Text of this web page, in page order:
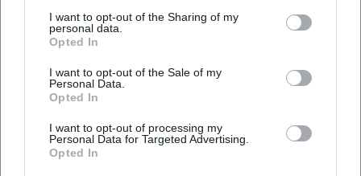
I want to opt-out of the Sharing of my
personal data.
Opted In
I want to opt-out of the Sale of my
Personal Data.
Opted In
I want to opt-out of processing my
Personal Data for Targeted Advertising.
Opted In
Kultureller Einfluss: Leseförderung, Familienritual und
Performanz
Im Feld der Leseförderung gehören Seltmanns Bücher zu
jenen Titeln, die Kinder früh an eigenständige Lektüre
heranführen: klar strukturierte Kapitel, hohe
Identifikationsangebote und ein gesunder Humor, der nie
von oben herab wirkt. Durch die Lesbarkeit seiner Texte
werden Bücher zum Familienritual: vorlesen, mitsprechen,